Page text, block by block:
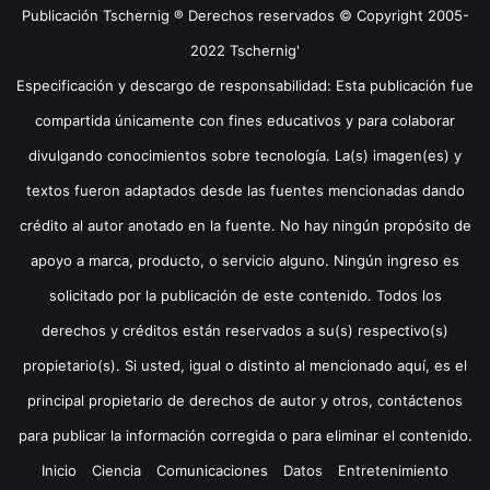
Publicación Tschernig ® Derechos reservados © Copyright 2005-
2022 Tschernig'
Especificación y descargo de responsabilidad: Esta publicación fue
compartida únicamente con fines educativos y para colaborar
divulgando conocimientos sobre tecnología. La(s) imagen(es) y
textos fueron adaptados desde las fuentes mencionadas dando
crédito al autor anotado en la fuente. No hay ningún propósito de
apoyo a marca, producto, o servicio alguno. Ningún ingreso es
solicitado por la publicación de este contenido. Todos los
derechos y créditos están reservados a su(s) respectivo(s)
propietario(s). Si usted, igual o distinto al mencionado aquí, es el
principal propietario de derechos de autor y otros, contáctenos
para publicar la información corregida o para eliminar el contenido.
Inicio
Ciencia Comunicaciones Datos Entretenimiento